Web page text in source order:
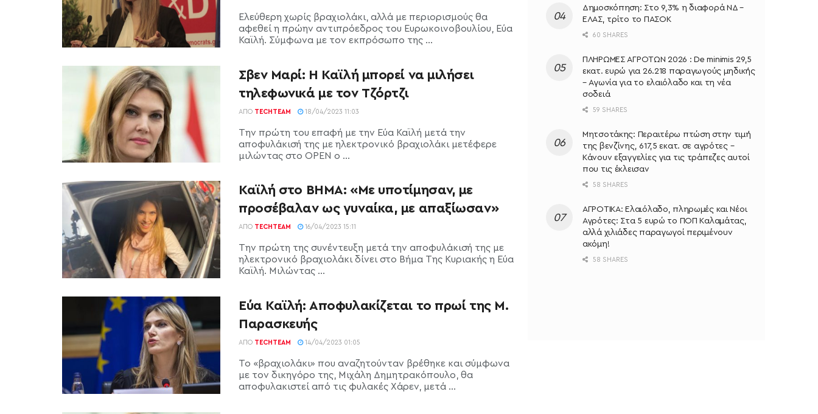
Ελεύθερη χωρίς βραχιολάκι, αλλά με περιορισμούς θα
αφεθεί η πρώην αντιπρόεδρος του Ευρωκοινοβουλίου, Εύα
Καϊλή. Σύμφωνα με τον εκπρόσωπο της ...
Σβεν Μαρί: Η Καϊλή μπορεί να μιλήσει
τηλεφωνικά με τον Τζόρτζι
ΑΠΌ TECHTEAM 18/04/2023 11:03
Την πρώτη του επαφή με την Εύα Καϊλή μετά την
αποφυλάκισή της με ηλεκτρονικό βραχιολάκι μετέφερε
μιλώντας στο OPEN ο ...
Καϊλή στο ΒΗΜΑ: «Με υποτίμησαν, με
προσέβαλαν ως γυναίκα, με απαξίωσαν»
ΑΠΌ TECHTEAM 16/04/2023 15:11
Την πρώτη της συνέντευξη μετά την αποφυλάκισή της με
ηλεκτρονικό βραχιολάκι δίνει στο Βήμα Της Κυριακής η Εύα
Καϊλή. Μιλώντας ...
Εύα Καϊλή: Αποφυλακίζεται το πρωί της Μ.
Παρασκευής
ΑΠΌ TECHTEAM 14/04/2023 01:05
Το «βραχιολάκι» που αναζητούνταν βρέθηκε και σύμφωνα
με τον δικηγόρο της, Μιχάλη Δημητρακόπουλο, θα
αποφυλακιστεί από τις φυλακές Χάρεν, μετά ...
Δημοσκόπηση: Στο 9,3% η διαφορά ΝΔ –
ΕΛΑΣ, τρίτο το ΠΑΣΟΚ
60 SHARES
ΠΛΗΡΩΜΕΣ ΑΓΡΟΤΩΝ 2026 : De minimis 29,5
εκατ. ευρώ για 26.218 παραγωγούς μηδικής
– Αγωνία για το ελαιόλαδο και τη νέα
σοδειά
59 SHARES
Μητσοτάκης: Περαιτέρω πτώση στην τιμή
της βενζίνης, 617,5 εκατ. σε αγρότες –
Κάνουν εξαγγελίες για τις τράπεζες αυτοί
που τις έκλεισαν
58 SHARES
ΑΓΡΟΤΙΚΑ: Ελαιόλαδο, πληρωμές και Νέοι
Αγρότες: Στα 5 ευρώ το ΠΟΠ Καλαμάτας,
αλλά χιλιάδες παραγωγοί περιμένουν
ακόμη!
58 SHARES